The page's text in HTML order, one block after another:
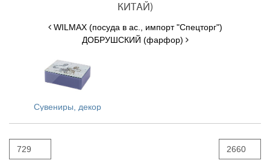
КИТАЙ)
WILMAX (посуда в ас., импорт "Спецторг")
ДОБРУШСКИЙ (фарфор)
Сувениры, декор